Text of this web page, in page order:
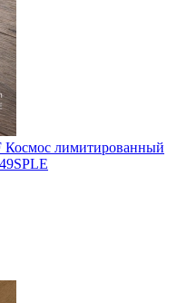
лимитированный